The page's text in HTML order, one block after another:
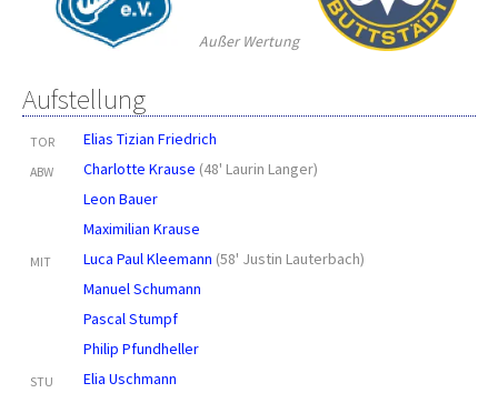
Außer Wertung
Aufstellung
TOR Elias Tizian Friedrich
ABW Charlotte Krause (48' Laurin Langer)
Leon Bauer
Maximilian Krause
MIT Luca Paul Kleemann (58' Justin Lauterbach)
Manuel Schumann
Pascal Stumpf
Philip Pfundheller
STU
Elia Uschmann